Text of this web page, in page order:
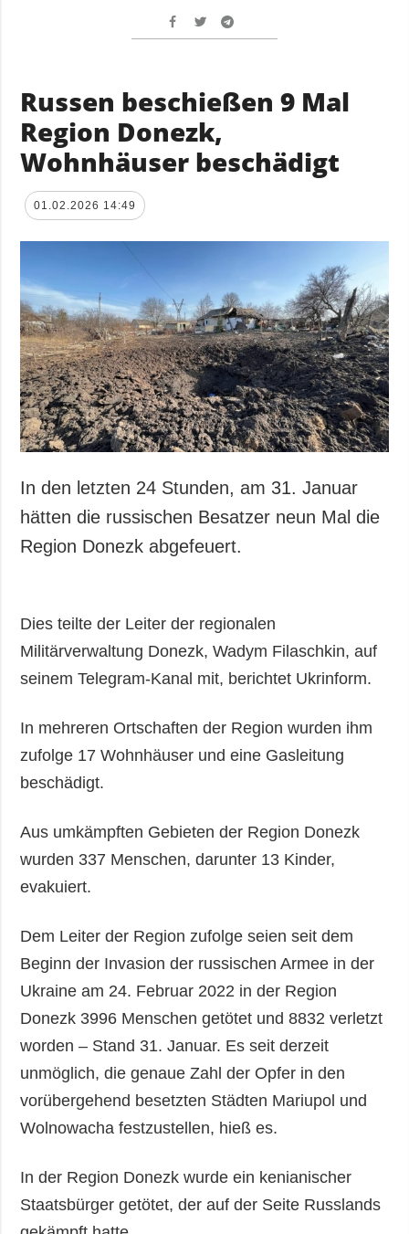
Russen beschießen 9 Mal
Region Donezk,
Wohnhäuser beschädigt
01.02.2026 14:49
In den letzten 24 Stunden, am 31. Januar
hätten die russischen Besatzer neun Mal die
Region Donezk abgefeuert.
Dies teilte der Leiter der regionalen
Militärverwaltung Donezk, Wadym Filaschkin, auf
seinem Telegram-Kanal mit, berichtet Ukrinform.
In mehreren Ortschaften der Region wurden ihm
zufolge 17 Wohnhäuser und eine Gasleitung
beschädigt.
Aus umkämpften Gebieten der Region Donezk
wurden 337 Menschen, darunter 13 Kinder,
evakuiert.
Dem Leiter der Region zufolge seien seit dem
Beginn der Invasion der russischen Armee in der
Ukraine am 24. Februar 2022 in der Region
Donezk 3996 Menschen getötet und 8832 verletzt
worden – Stand 31. Januar. Es seit derzeit
unmöglich, die genaue Zahl der Opfer in den
vorübergehend besetzten Städten Mariupol und
Wolnowacha festzustellen, hieß es.
In der Region Donezk wurde ein kenianischer
Staatsbürger getötet, der auf der Seite Russlands